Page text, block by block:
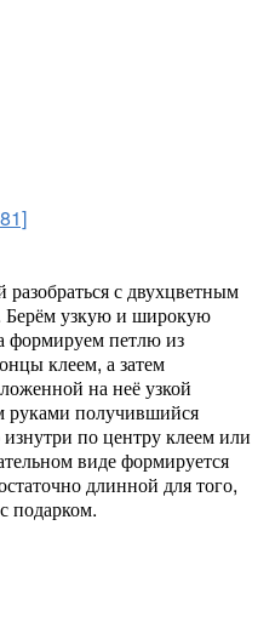
с двухцветным
Берём узкую и широкую
формируем петлю из
клеем, а затем
на неё узкой
руками получившийся
по центру клеем или
виде формируется
длинной для того,
подарком.